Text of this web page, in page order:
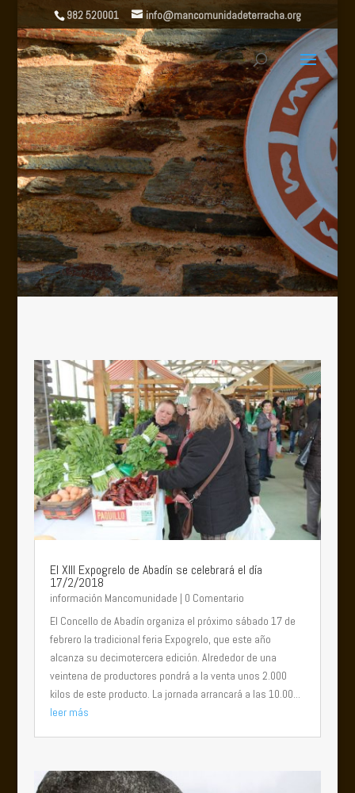
982 520001 info@mancomunidadeterracha.org
El XIII Expogrelo de Abadín se celebrará el día
17/2/2018
información Mancomunidade | 0 Comentario
El Concello de Abadín organiza el próximo sábado 17 de
febrero la tradicional feria Expogrelo, que este año
alcanza su decimotercera edición. Alrededor de una
veintena de productores pondrá a la venta unos 2.000
kilos de este producto. La jornada arrancará a las 10.00...
leer más